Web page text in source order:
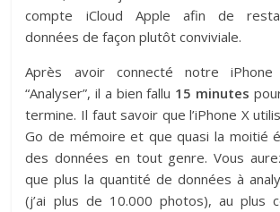
compte iCloud Apple afin de
données de façon plutôt conviviale.
Après avoir connecté notre
“Analyser”, il a bien fallu 15 minutes
termine. Il faut savoir que l’iPhone X
Go de mémoire et que quasi la moitié
des données en tout genre. Vous
que plus la quantité de données à
(j’ai plus de 10.000 photos), au plus